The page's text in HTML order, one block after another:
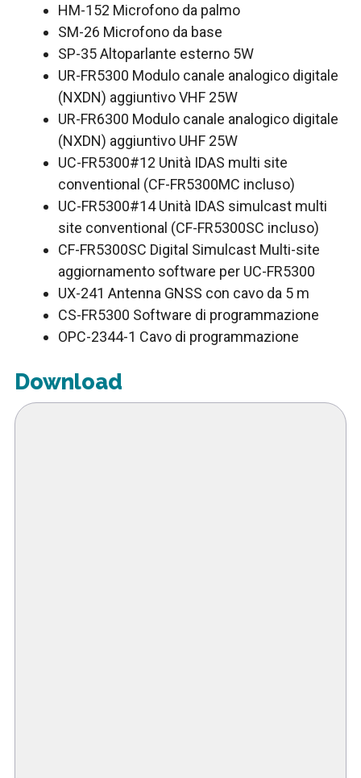
HM-152 Microfono da palmo
SM-26 Microfono da base
SP-35 Altoparlante esterno 5W
UR-FR5300 Modulo canale analogico digitale
(NXDN) aggiuntivo VHF 25W
UR-FR6300 Modulo canale analogico digitale
(NXDN) aggiuntivo UHF 25W
UC-FR5300#12 Unità IDAS multi site
conventional (CF-FR5300MC incluso)
UC-FR5300#14 Unità IDAS simulcast multi
site conventional (CF-FR5300SC incluso)
CF-FR5300SC Digital Simulcast Multi-site
aggiornamento software per UC-FR5300
UX-241 Antenna GNSS con cavo da 5 m
CS-FR5300 Software di programmazione
OPC-2344-1 Cavo di programmazione
Download